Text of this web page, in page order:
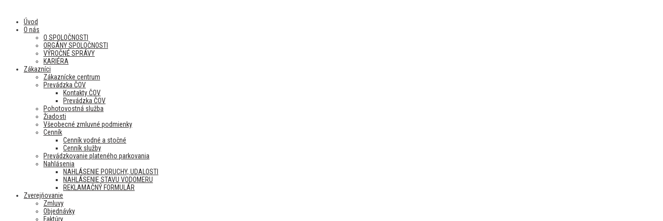
Úvod
O nás
O SPOLOČNOSTI
ORGÁNY SPOLOČNOSTI
VÝROČNÉ SPRÁVY
KARIÉRA
Zákazníci
Zákaznícke centrum
Prevádzka ČOV
Kontakty ČOV
Prevádzka ČOV
Pohotovostná služba
Žiadosti
Všeobecné zmluvné podmienky
Cenník
Cenník vodné a stočné
Cenník služby
Prevádzkovanie plateného parkovania
Nahlásenia
NAHLÁSENIE PORUCHY, UDALOSTI
NAHLÁSENIE STAVU VODOMERU
REKLAMAČNÝ FORMULÁR
Zverejňovanie
Zmluvy
Objednávky
Faktúry